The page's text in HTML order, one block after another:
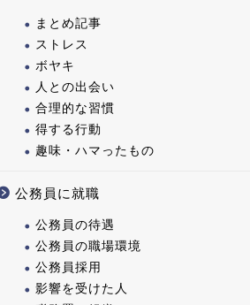
まとめ記事
ストレス
ボヤキ
人との出会い
合理的な習慣
得する行動
趣味・ハマったもの
公務員に就職
公務員の待遇
公務員の職場環境
公務員採用
影響を受けた人